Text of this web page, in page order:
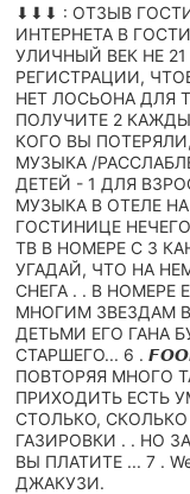
⬇⬇⬇ : ОТЗЫВ
ИНТЕРНЕТА В
УЛИЧНЫЙ ВЕК НЕ
РЕГИСТРАЦИИ,
НЕТ ЛОСЬОНА ДЛЯ
ПОЛУЧИТЕ 2
КОГО ВЫ
МУЗЫКА /
ДЕТЕЙ - 1 ДЛЯ
МУЗЫКА В ОТЕЛЕ
ГОСТИНИЦЕ
ТВ В НОМЕРЕ С 3
УГАДАЙ, ЧТО НА
СНЕГА . . В НОМЕРЕ
МНОГИМ ЗВЕЗДАМ
ДЕТЬМИ ЕГО ГАНА
СТАРШЕГО... 6 .
ПОВТОРЯЯ МНОГО
ПРИХОДИТЬ ЕСТЬ
СТОЛЬКО,
ГАЗИРОВКИ . . НО
ВЫ ПЛАТИТЕ ... 7 .
ДЖАКУЗИ.